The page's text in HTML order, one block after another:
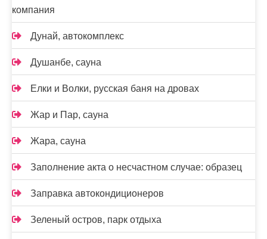
компания
Дунай, автокомплекс
Душанбе, сауна
Елки и Волки, русская баня на дровах
Жар и Пар, сауна
Жара, сауна
Заполнение акта о несчастном случае: образец
Заправка автокондиционеров
Зеленый остров, парк отдыха